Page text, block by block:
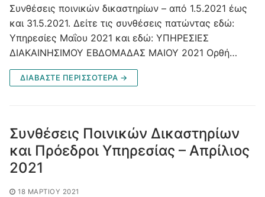
Συνθέσεις ποινικών δικαστηρίων – από 1.5.2021 έως
και 31.5.2021. Δείτε τις συνθέσεις πατώντας εδώ:
Υπηρεσίες Μαΐου 2021 και εδώ: ΥΠΗΡΕΣΙΕΣ
ΔΙΑΚΑΙΝΗΣΙΜΟΥ ΕΒΔΟΜΑΔΑΣ ΜΑΙΟΥ 2021 Ορθή…
ΔΙΑΒΑΣΤΕ ΠΕΡΙΣΣΟΤΕΡΑ →
Συνθέσεις Ποινικών Δικαστηρίων
και Πρόεδροι Υπηρεσίας – Απρίλιος
2021
18 ΜΑΡΤΊΟΥ 2021